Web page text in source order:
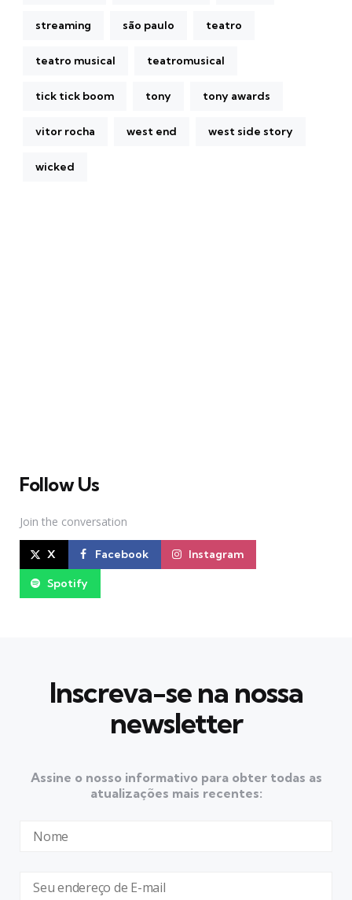
streaming são paulo teatro
teatro musical teatromusical
tick tick boom tony tony awards
vitor rocha west end west side story
wicked
Follow Us
Join the conversation
X Facebook Instagram
Spotify
Inscreva-se na nossa
newsletter
Assine o nosso informativo para obter todas as
atualizações mais recentes: